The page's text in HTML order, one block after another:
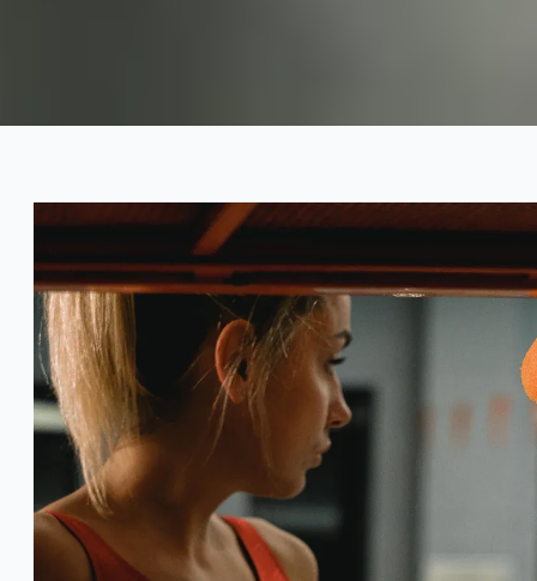
купальников рассчитают
оптовые цены
2025-09 Тиса
Консультироваться Сейчас